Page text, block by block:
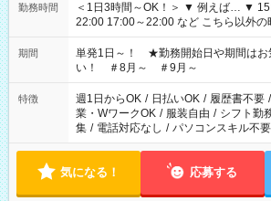
勤務時間
＜1日3時間～OK！＞ ▼ 例えば… ▼ 15:00～18:00 15:00～
22:00 17:00～22:00 など こちら以外の時間もお気軽にご相談く
ださい！
期間
単発1日～！ ★勤務開始日や期間はお
い！ ＃8月～ ＃9月～
特徴 週1日からOK / 日払いOK / 履歴書不要 /
業・WワークOK / 服装自由 / シフト勤
集 / 電話対応なし / パソコンスキル不要
気になる！ 応募する